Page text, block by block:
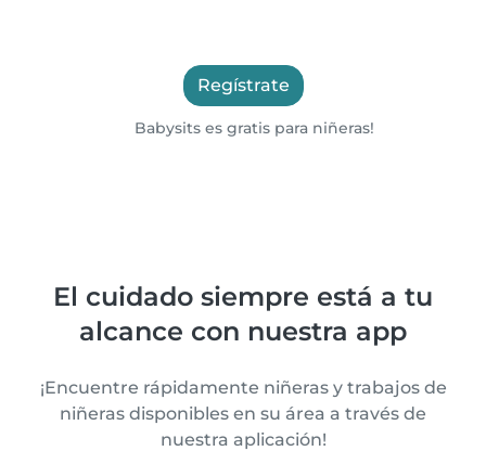
Regístrate
Babysits es gratis para niñeras!
El cuidado siempre está a tu
alcance con nuestra app
¡Encuentre rápidamente niñeras y trabajos de
niñeras disponibles en su área a través de
nuestra aplicación!